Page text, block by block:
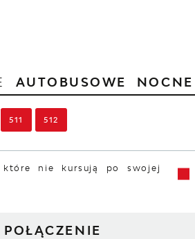
AUTOBUSOWE NOCNE
511 512
które nie kursują po swojej
POŁĄCZENIE